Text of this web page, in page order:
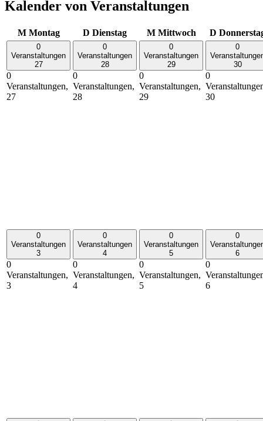
Kalender von Veranstaltungen
M Montag D Dienstag M Mittwoch D
0
Veranstaltungen
27
0
Veranstaltungen,
27
0
Veranstaltungen
28
0
Veranstaltungen,
28
0
Veranstaltungen
29
0
Veranstaltungen,
29
0
30
0
30
0
Veranstaltungen
3
0
Veranstaltungen,
3
0
Veranstaltungen
4
0
Veranstaltungen,
4
0
Veranstaltungen
5
0
Veranstaltungen,
5
0
6
0
6